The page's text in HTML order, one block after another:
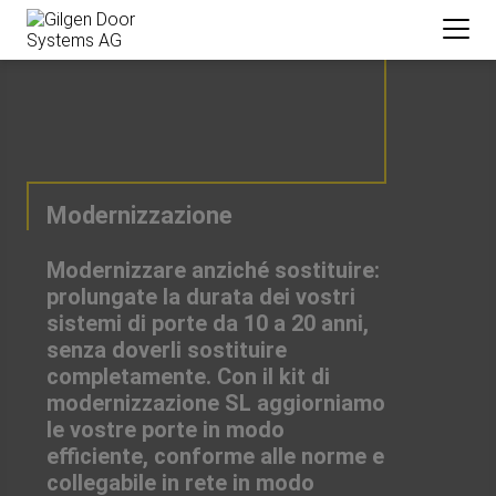
Modernizzazione
Modernizzare anziché sostituire:
prolungate la durata dei vostri
sistemi di porte da 10 a 20 anni,
senza doverli sostituire
completamente. Con il kit di
modernizzazione SL aggiorniamo
le vostre porte in modo
efficiente, conforme alle norme e
collegabile in rete in modo